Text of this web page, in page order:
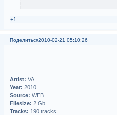
+1
Поделиться2010-02-21 05:10:26
Artist: VA
Year: 2010
Source: WEB
Filesize: 2 Gb
Tracks: 190 tracks